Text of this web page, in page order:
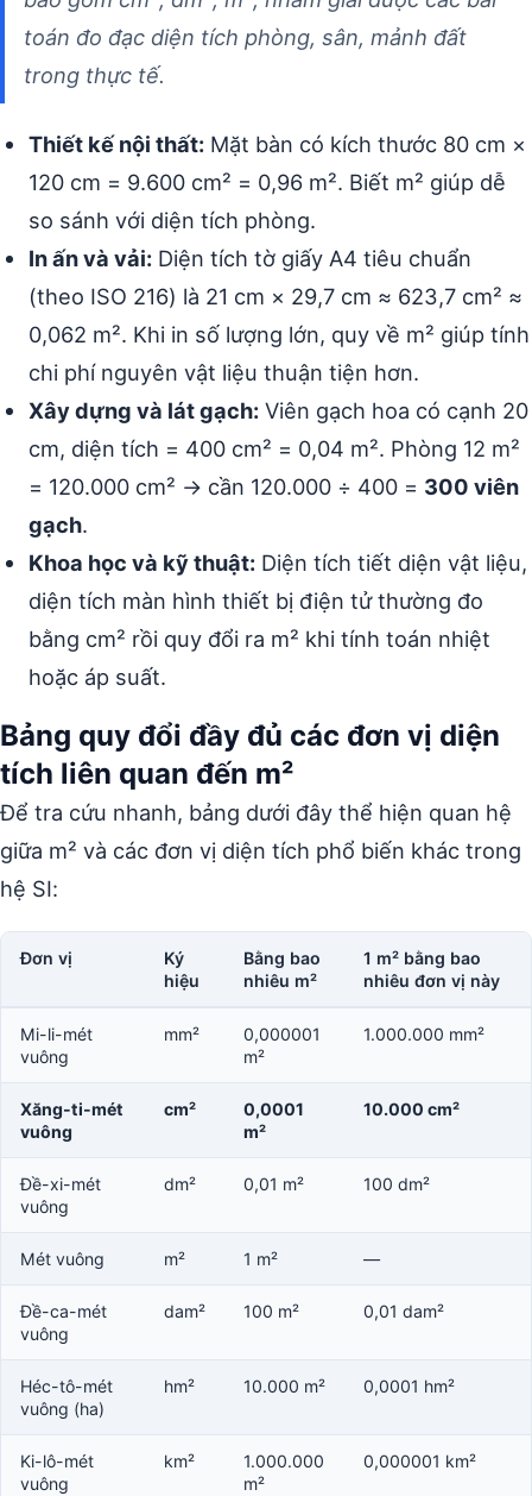
toán đo đạc diện tích phòng, sân, mảnh đất
trong thực tế.
Thiết kế nội thất: Mặt bàn có kích thước 80 cm ×
120 cm = 9.600 cm² = 0,96 m². Biết m² giúp dễ
so sánh với diện tích phòng.
In ấn và vải: Diện tích tờ giấy A4 tiêu chuẩn
(theo ISO 216) là 21 cm × 29,7 cm ≈ 623,7 cm² ≈
0,062 m². Khi in số lượng lớn, quy về m² giúp tính
chi phí nguyên vật liệu thuận tiện hơn.
Xây dựng và lát gạch: Viên gạch hoa có cạnh 20
cm, diện tích = 400 cm² = 0,04 m². Phòng 12 m²
= 120.000 cm² → cần 120.000 ÷ 400 = 300 viên
gạch.
Khoa học và kỹ thuật: Diện tích tiết diện vật liệu,
diện tích màn hình thiết bị điện tử thường đo
bằng cm² rồi quy đổi ra m² khi tính toán nhiệt
hoặc áp suất.
Bảng quy đổi đầy đủ các đơn vị diện
tích liên quan đến m²
Để tra cứu nhanh, bảng dưới đây thể hiện quan hệ
giữa m² và các đơn vị diện tích phổ biến khác trong
hệ SI:
Đơn vị
Ký
hiệu
Bằng bao
nhiêu m²
1 m² bằng bao
nhiêu đơn vị này
Mi-li-mét
vuông
mm²
0,000001
m²
1.000.000 mm²
Xăng-ti-mét
vuông
cm²
0,0001
m²
10.000 cm²
Đề-xi-mét
vuông
dm² 0,01 m² 100 dm²
Mét vuông m² 1 m² —
Đề-ca-mét
vuông
dam² 100 m² 0,01 dam²
Héc-tô-mét
vuông (ha)
hm² 10.000 m² 0,0001 hm²
Ki-lô-mét
vuông
km²
1.000.000
m²
0,000001 km²